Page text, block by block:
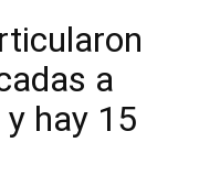
a
hay 15